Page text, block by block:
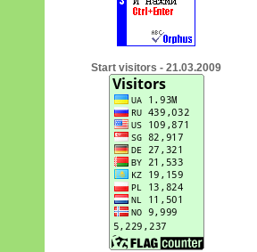
Start visitors - 21.03.2009